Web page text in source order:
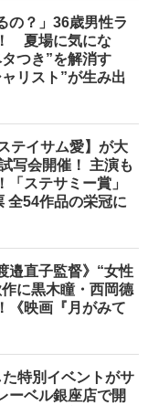
の？」36歳男性ラ
夏場に気にな
つき”を解消す
リスト”が生み出
テイサム愛】が大
写会開催！ 主演も
ステサミー賞」
全54作品の栄冠に
邉直子監督》“女性
に黒木瞳・西岡德
《映画『月がみて
特別イベントがサ
ーベル銀座店で開